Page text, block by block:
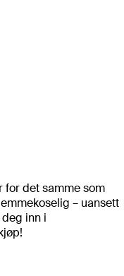
for det samme som
– uansett
inn i